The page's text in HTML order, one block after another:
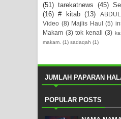
(51) tarekatnews (45)
(16) # kitab (13)
Video (8) Majlis Haul (5)
Makam (3) tok kenali (3)
makam. (1) sadaqah (1)
JUMLAH PAPARAN
POPULAR POSTS